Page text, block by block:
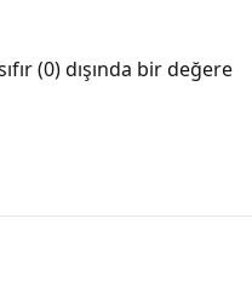
(0) dışında bir değere